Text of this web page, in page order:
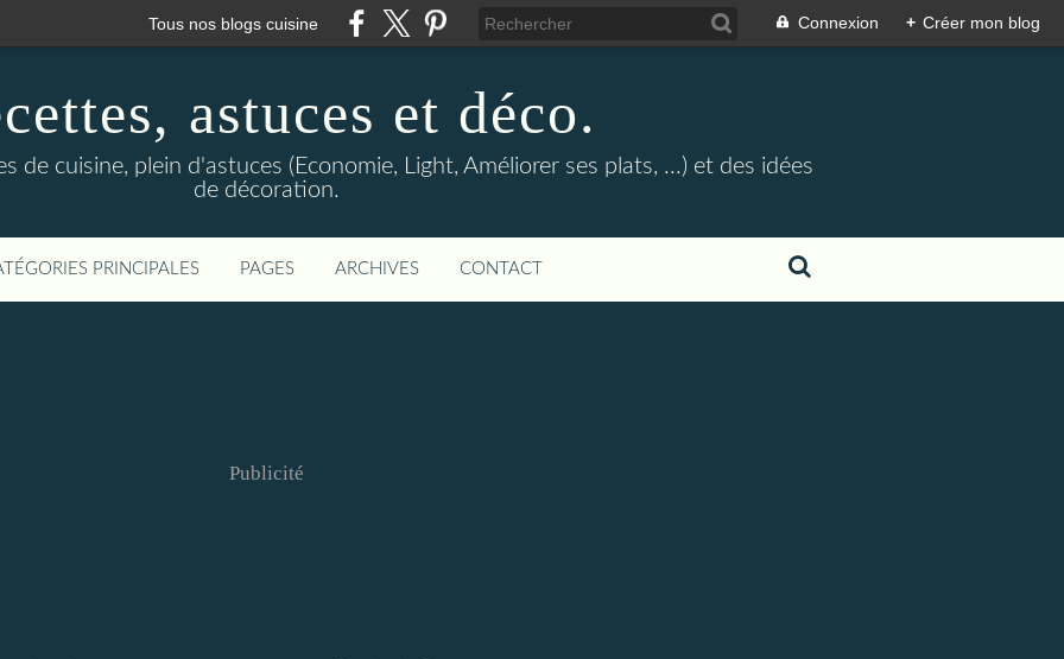
Tous nos blogs cuisine Connexion + Créer mon blog
astuces et déco.
de cuisine, plein d'astuces (Economie, Light, Améliorer ses plats, ...) et des idées
de décoration.
PRINCIPALES PAGES ARCHIVES CONTACT
Publicité